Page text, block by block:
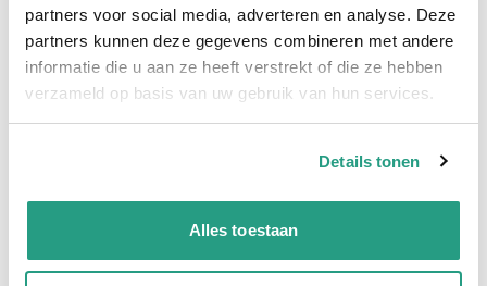
partners voor social media, adverteren en analyse. Deze
partners kunnen deze gegevens combineren met andere
informatie die u aan ze heeft verstrekt of die ze hebben
verzameld op basis van uw gebruik van hun services.
Details tonen
Alles toestaan
Meer informatie
Binnendiameter 76mm
Materiaal
buitenwand